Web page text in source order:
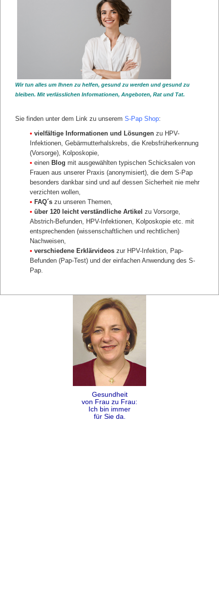
Unterseite 1 Unterseite 2 Unterseite 3 Unterseite 4
STELLENWERT DER KREBSFRÜHERKENNUNG FÜR
DEN FRAUENARZT
Die Wirtschaftliche Bedeutung der Vorsorge
Die Folgen eines falschen Befundes
zurück
Gesundheit
von Frau zu Frau:
Ich bin immer
für Sie da.
Wir tun alles um Ihnen zu helfen, gesund zu werden und gesund zu
bleiben. Mit verlässlichen Informationen, Angeboten, Rat und Tat.
Sie finden unter dem Link zu unserem S-Pap Shop:
• vielfältige Informationen und Lösungen zu HPV-
Infektionen, Gebärmutterhalskrebs, die Krebsfrüherkennung
(Vorsorge), Kolposkopie,
• einen Blog mit ausgewählten typischen Schicksalen von
Frauen aus unserer Praxis (anonymisiert), die dem S-Pap
besonders dankbar sind und auf dessen Sicherheit nie mehr
verzichten wollen,
• FAQ´s zu unseren Themen,
• über 120 leicht verständliche Artikel zu Vorsorge,
Abstrich-Befunden, HPV-Infektionen, Kolposkopie etc. mit
entsprechenden (wissenschaftlichen und rechtlichen)
Nachweisen,
• verschiedene Erklärvideos zur HPV-Infektion, Pap-
Befunden (Pap-Test) und der einfachen Anwendung des S-
Pap.